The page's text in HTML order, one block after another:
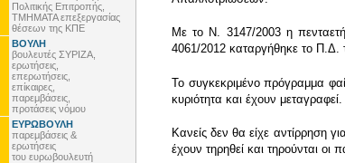
Πολιτικής Επιτροπής,
ΤΜΗΜΑΤΑ επεξεργασίας
θέσεων της ΚΠΕ
ΒΟΥΛΗ
βουλευτές ΣΥΡΙΖΑ,
ερωτήσεις,
επερωτήσεις,
επίκαιρες,
παρεμβάσεις,
προτάσεις νόμου
ΕΥΡΩΒΟΥΛΗ
παρεμβάσεις &
ερωτήσεις
του ευρωβουλευτή
Με το Ν. 3147/2003 η
4061/2012 καταργήθηκε το Π.Δ.
Το συγκεκριμένο πρόγραμμα
κυριότητα και έχουν μεταγραφεί.
Κανείς δεν θα είχε αντίρρηση
έχουν τηρηθεί και τηρούνται